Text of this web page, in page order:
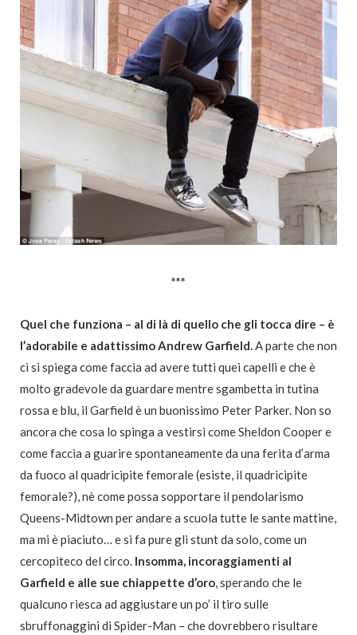
***
Quel che funziona – al di là di quello che gli tocca dire – è
l’adorabile e adattissimo Andrew Garfield.A parte che non
ci si spiega come faccia ad avere tutti quei capelli e che è
molto gradevole da guardare mentre sgambetta in tutina
rossa e blu, il Garfield è un buonissimo Peter Parker. Non so
ancora che cosa lo spinga a vestirsi come Sheldon Cooper e
come faccia a guarire spontaneamente da una ferita d’arma
da fuoco al quadricipite femorale (esiste, il quadricipite
femorale?), nè come possa sopportare il pendolarismo
Queens-Midtown per andare a scuola tutte le sante mattine,
ma mi è piaciuto… e si fa pure gli stunt da solo, come un
cercopiteco del circo. Insomma, incoraggiamenti al
Garfield e alle sue chiappette d’oro, sperando che le
qualcuno riesca ad aggiustare un po’ il tiro sulle
sbruffonaggini di Spider-Man – che dovrebbero risultare